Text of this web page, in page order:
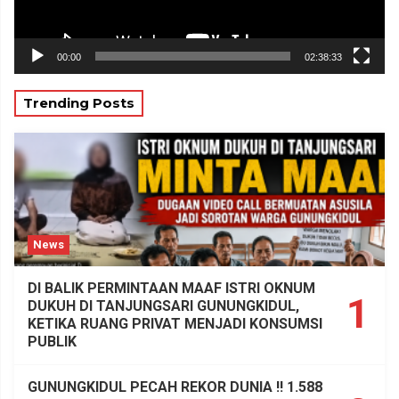
00:00 02:38:33
Trending Posts
News
1
DI BALIK PERMINTAAN MAAF ISTRI OKNUM
DUKUH DI TANJUNGSARI GUNUNGKIDUL,
KETIKA RUANG PRIVAT MENJADI KONSUMSI
PUBLIK
GUNUNGKIDUL PECAH REKOR DUNIA !! 1.588